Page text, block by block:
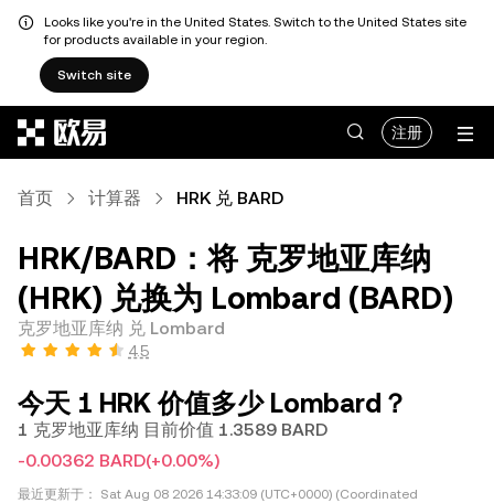
Looks like you're in the United States. Switch to the United States site
for products available in your region.
Switch site
注册
首页 计算器 HRK 兑 BARD
HRK/BARD：将 克罗地亚库纳
(HRK) 兑换为 Lombard (BARD)
克罗地亚库纳 兑 Lombard
4.5
今天 1 HRK 价值多少 Lombard？
1 克罗地亚库纳 目前价值 1.3589 BARD
-0.00362 BARD(+0.00%)
最近更新于：
Sat Aug 08 2026 14:33:09 (UTC+0000) (Coordinated